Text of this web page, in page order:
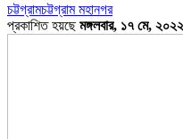
চট্টগ্রামচট্টগ্রাম মহানগর
প্রকাশিত হয়ছেমঙ্গলবার, ১৭ মে,